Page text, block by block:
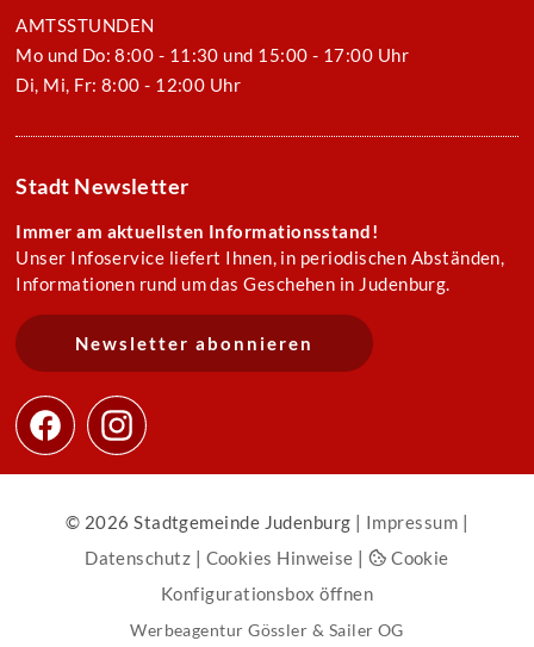
AMTSSTUNDEN
Mo und Do: 8:00 - 11:30 und 15:00 - 17:00 Uhr
Di, Mi, Fr: 8:00 - 12:00 Uhr
Stadt Newsletter
Immer am aktuellsten Informationsstand!
Unser Infoservice liefert Ihnen, in periodischen Abständen,
Informationen rund um das Geschehen in Judenburg.
Newsletter abonnieren
© 2026 Stadtgemeinde Judenburg | Impressum |
Datenschutz | Cookies Hinweise |
Cookie
Konfigurationsbox öffnen
Werbeagentur Gössler & Sailer OG